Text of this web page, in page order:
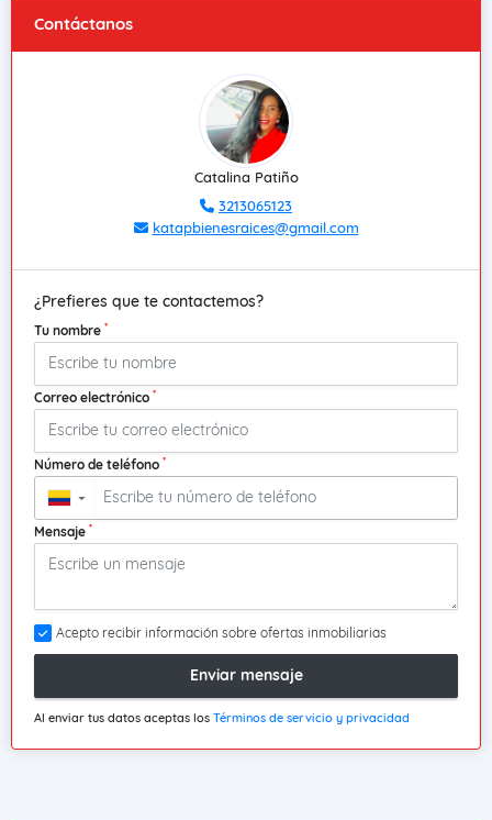
Contáctanos
Catalina Patiño
3213065123
katapbienesraices@gmail.com
¿Prefieres que te contactemos?
Tu nombre *
Correo electrónico *
Número de teléfono *
▼
Mensaje *
Acepto recibir información sobre ofertas inmobiliarias
Enviar mensaje
Al enviar tus datos aceptas los Términos de servicio y privacidad